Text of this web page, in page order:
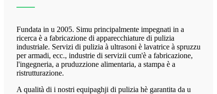
Fundata in u 2005. Simu principalmente impegnati in a
ricerca è a fabricazione di apparecchiature di pulizia
industriale. Servizi di pulizia à ultrasoni è lavatrice à spruzzu
per armadi, ecc., industrie di servizii cum'è a fabricazione,
l'ingegneria, a pruduzzione alimentaria, a stampa è a
ristrutturazione.
A qualità di i nostri equipaghji di pulizia hè garantita da u